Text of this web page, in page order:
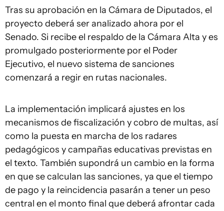
Tras su aprobación en la Cámara de Diputados, el
proyecto deberá ser analizado ahora por el
Senado. Si recibe el respaldo de la Cámara Alta y es
promulgado posteriormente por el Poder
Ejecutivo, el nuevo sistema de sanciones
comenzará a regir en rutas nacionales.
La implementación implicará ajustes en los
mecanismos de fiscalización y cobro de multas, así
como la puesta en marcha de los radares
pedagógicos y campañas educativas previstas en
el texto. También supondrá un cambio en la forma
en que se calculan las sanciones, ya que el tiempo
de pago y la reincidencia pasarán a tener un peso
central en el monto final que deberá afrontar cada